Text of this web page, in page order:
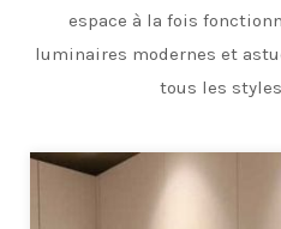
espace à la fois
luminaires modernes et
tous les